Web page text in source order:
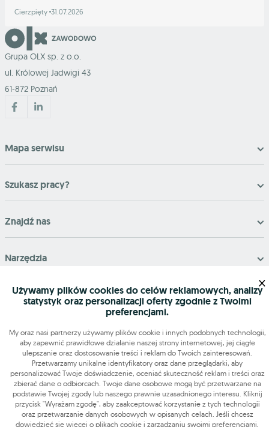
Cierzpięty 31.07.2026
Grupa OLX sp. z o.o.
ul. Królowej Jadwigi 43
61-872 Poznań
Mapa serwisu
Szukasz pracy?
Znajdź nas
Narzędzia
OLX PracaBudowa i remonty ProdukcjaAdministracja Sprzedaż
Praca dodatkowa i sezonowa
Używamy plików cookies do celów reklamowych, analizy
statystyk oraz personalizacji oferty zgodnie z Twoimi
preferencjami.
My oraz nasi partnerzy używamy plików cookie i innych podobnych technologii,
aby zapewnić prawidłowe działanie naszej strony internetowej, jej ciągłe
ulepszanie oraz dostosowanie treści i reklam do Twoich zainteresowań.
Przetwarzamy unikalne identyfikatory oraz dane przeglądarki, aby
personalizować Twoje doświadczenie, oceniać skuteczność reklam i treści oraz
zbierać dane o odbiorcach. Twoje dane osobowe mogą być przetwarzane na
podstawie Twojej zgody lub naszego prawnie uzasadnionego interesu. Kliknij
przycisk "Wyrażam zgodę", aby zaakceptować korzystanie z tych technologii
oraz przetwarzanie danych osobowych w opisanych celach. Jeśli chcesz
dowiedzieć się więcej o plikach cookie i zarządzaniu swoimi preferencjami,
×